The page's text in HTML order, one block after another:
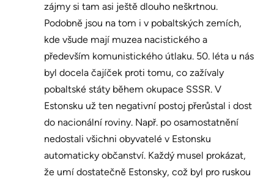
zájmy si tam asi ještě dlouho neškrtnou.
Podobně jsou na tom i v pobaltských zemích,
kde všude mají muzea nacistického a
především komunistického útlaku. 50. léta u nás
byl docela čajíček proti tomu, co zažívaly
pobaltské státy během okupace SSSR. V
Estonsku už ten negativní postoj přerůstal i dost
do nacionální roviny. Např. po osamostatnění
nedostali všichni obyvatelé v Estonsku
automaticky občanství. Každý musel prokázat,
že umí dostatečně Estonsky, což byl pro ruskou